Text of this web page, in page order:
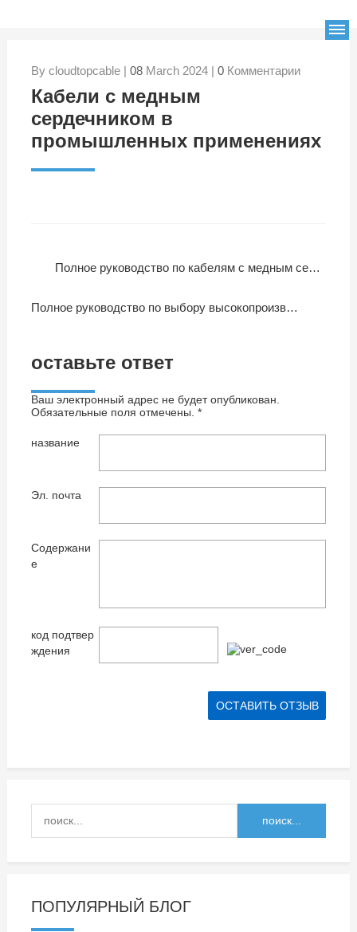
By cloudtopcable | 08March 2024 | 0Комментарии
Кабели с медным
сердечником в
промышленных применениях
Полное руководство по кабелям с медным сердечником
Полное руководство по выбору высокопроизводительных медных кабелей
оставьте ответ
Ваш электронный адрес не будет опубликован.
Обязательные поля отмечены. *
название
Эл. почта
Содержани
е
код подтвер
ждения
ПОПУЛЯРНЫЙ БЛОГ